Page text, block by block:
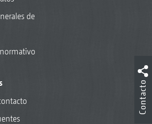
de
Contacto